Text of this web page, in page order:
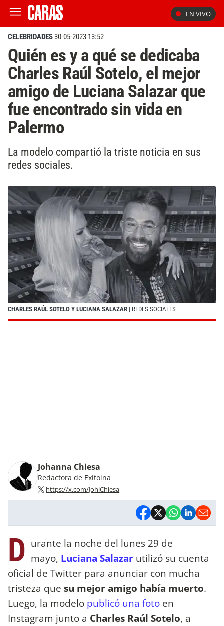
EN VIVO
CELEBRIDADES30-05-2023 13:52
Quién es y a qué se dedicaba
Charles Raúl Sotelo, el mejor
amigo de Luciana Salazar que
fue encontrado sin vida en
Palermo
La modelo compartió la triste noticia en sus
redes sociales.
CHARLES RAÚL SOTELO Y LUCIANA SALAZAR | REDES SOCIALES
Johanna Chiesa
Redactora de Exitoina
https://x.com/JohiChiesa
D urante la noche del lunes 29 de
mayo, Luciana Salazar utilizó su cuenta
oficial de Twitter para anunciar con mucha
tristeza que su mejor amigo había muerto.
Luego, la modelo publicó una foto en
Instagram junto a Charles Raúl Sotelo, a